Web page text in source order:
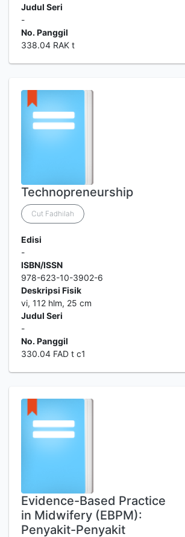
Judul Seri
-
No. Panggil
338.04 RAK t
Technopreneurship
Cut Fadhilah
Edisi
-
ISBN/ISSN
978-623-10-3902-6
Deskripsi Fisik
vi, 112 hlm, 25 cm
Judul Seri
-
No. Panggil
330.04 FAD t c1
Evidence-Based Practice
in Midwifery (EBPM):
Penyakit-Penyakit